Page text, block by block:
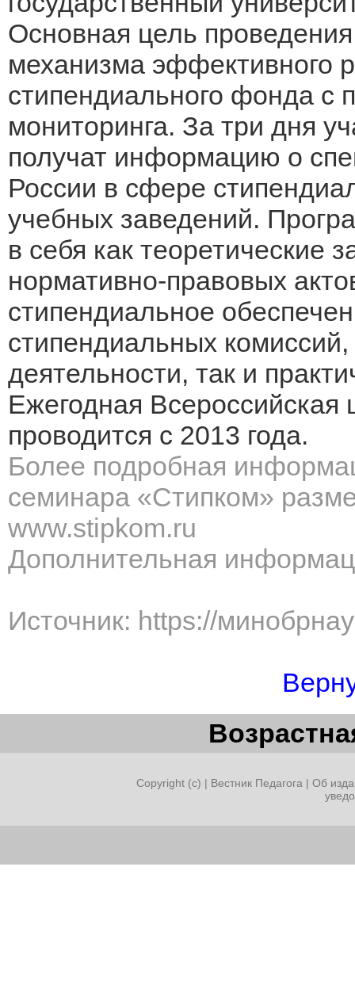
Основная цель
механизма эффективного
стипендиального фонда
мониторинга. За три дня
получат информацию о
России в сфере
учебных заведений.
в себя как теоретические
нормативно-правовых
стипендиальное
стипендиальных
деятельности, так и
Ежегодная
проводится с 2013 года.
Более подробная
семинара «Стипком»
www.stipkom.ru
Дополнительная
Источник: https://
Copyright (c) | Вестник Педагога | Об